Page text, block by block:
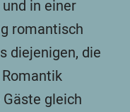
in einer
romantisch
diejenigen, die
gleich